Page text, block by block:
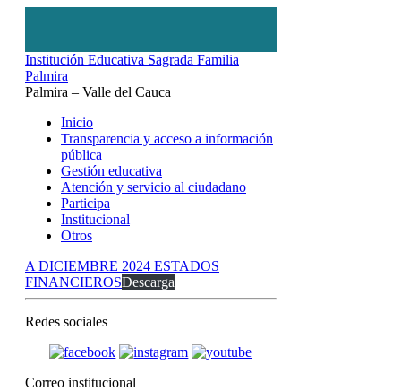
Institución Educativa Sagrada Familia
Palmira
Palmira – Valle del Cauca
Inicio
Transparencia y acceso a información
pública
Gestión educativa
Atención y servicio al ciudadano
Participa
Institucional
Otros
A DICIEMBRE 2024 ESTADOS
FINANCIEROSDescarga
Redes sociales
Correo institucional